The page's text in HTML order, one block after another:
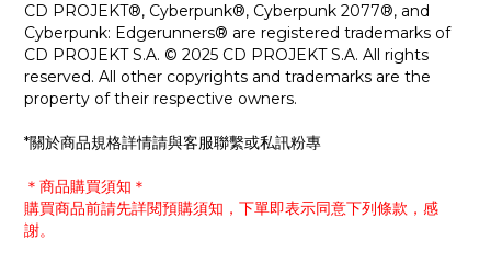
CD PROJEKT®, Cyberpunk®, Cyberpunk 2077®, and
Cyberpunk: Edgerunners® are registered trademarks of
CD PROJEKT S.A. © 2025 CD PROJEKT S.A. All rights
reserved. All other copyrights and trademarks are the
property of their respective owners.
*關於商品規格詳情請與客服聯繫或私訊粉專
＊商品購買須知＊
購買商品前請先詳閱預購須知，下單即表示同意下列條款，感
謝。